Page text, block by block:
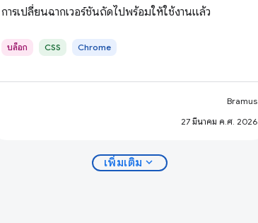
การเปลี่ยนฉากเวอร์ชันถัดไปพร้อมให้ใช้งานแล้ว
บล็อก CSS Chrome
Bramus
27 มีนาคม ค.ศ. 2026
เพิ่มเติม expand_more